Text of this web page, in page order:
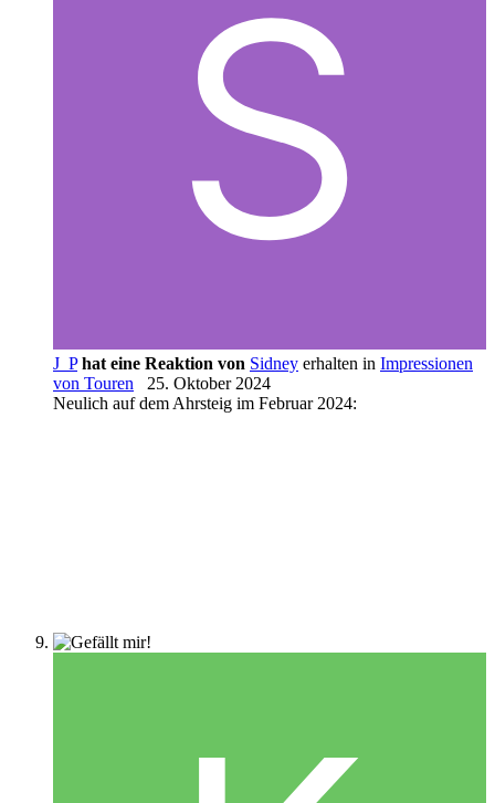
J_P hat eine Reaktion von Sidney erhalten in Impressionen
von Touren
25. Oktober 2024
Neulich auf dem Ahrsteig im Februar 2024: